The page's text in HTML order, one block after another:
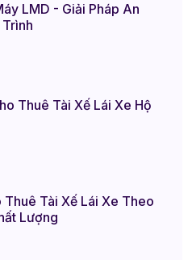
LMD - Giải Pháp An
Thuê Tài Xế Lái Xe Hộ
Tài Xế Lái Xe Theo
Lượng